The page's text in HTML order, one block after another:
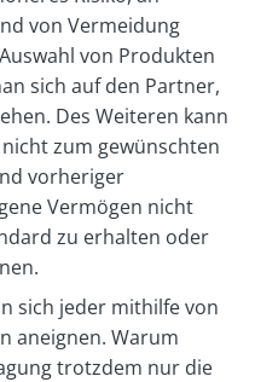
von Vermeidung
von Produkten
sich auf den Partner,
Des Weiteren kann
zum gewünschten
vorheriger
Vermögen nicht
zu erhalten oder
sich jeder mithilfe von
aneignen. Warum
trotzdem nur die